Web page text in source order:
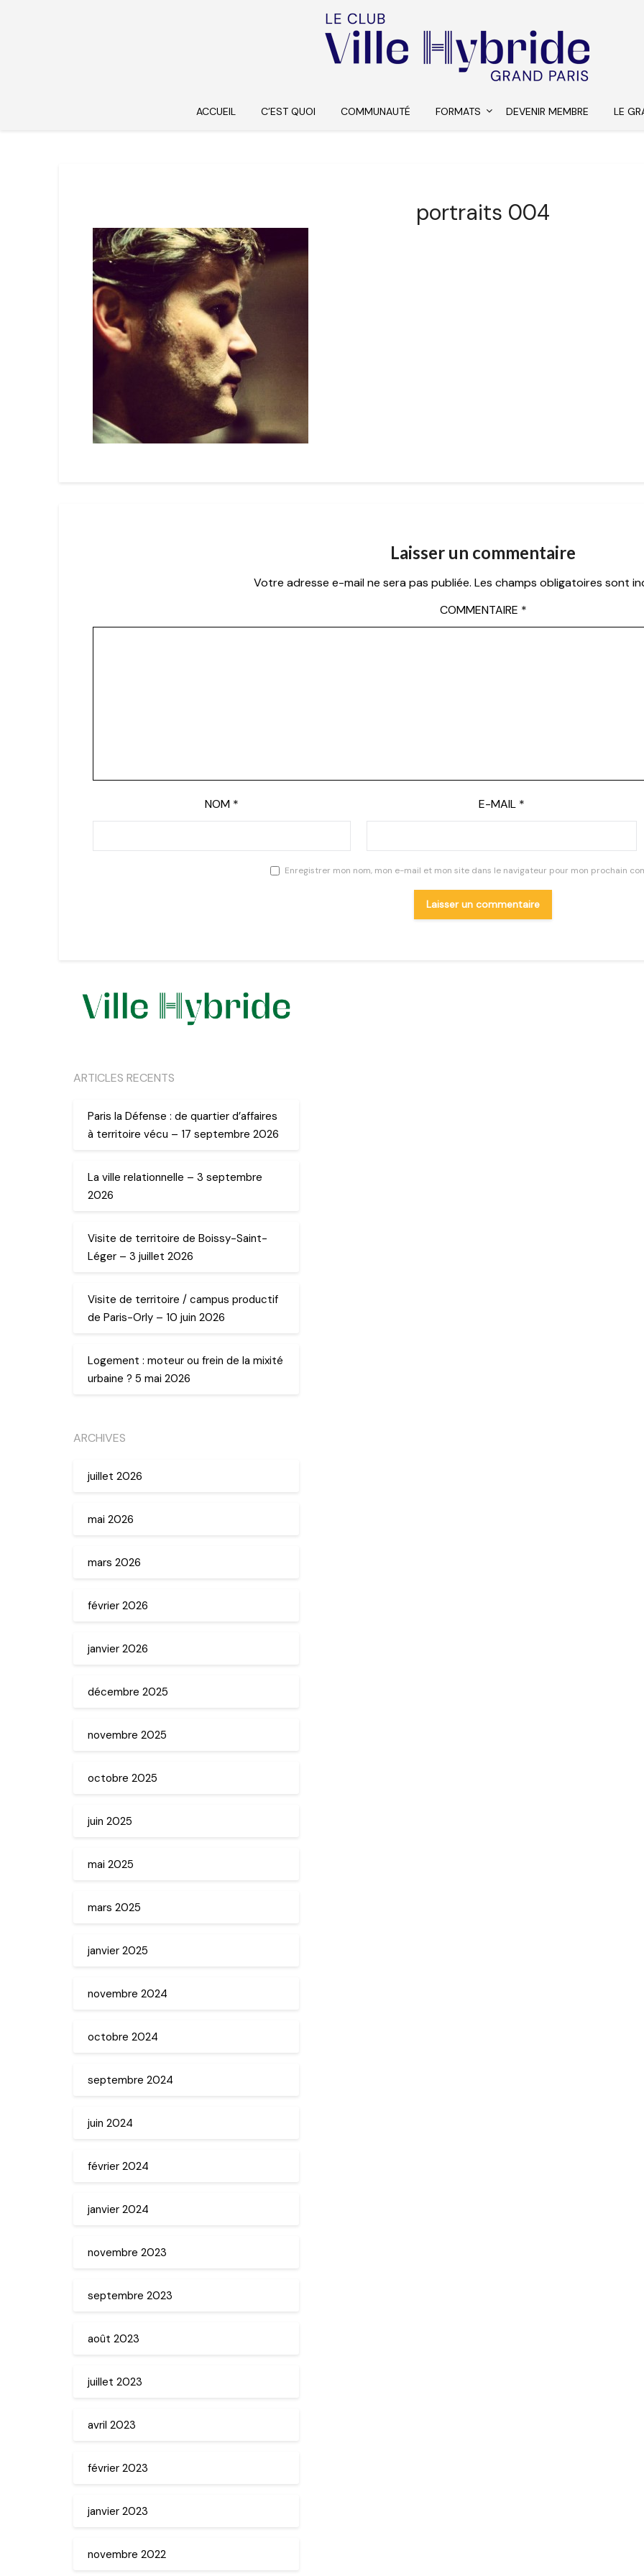
ACCUEIL C’EST QUOI COMMUNAUTÉ FORMATS DEVENIR MEMBRE LE
portraits 004
Laisser un commentaire
Votre adresse e-mail ne sera pas publiée. Les champs obligatoires sont
COMMENTAIRE *
NOM * E-MAIL *
Enregistrer mon nom, mon e-mail et mon site dans le navigateur pour mon prochain
ARTICLES RECENTS
Paris la Défense : de quartier d’affaires
à territoire vécu – 17 septembre 2026
La ville relationnelle – 3 septembre
2026
Visite de territoire de Boissy-Saint-
Léger – 3 juillet 2026
Visite de territoire / campus productif
de Paris-Orly – 10 juin 2026
Logement : moteur ou frein de la mixité
urbaine ? 5 mai 2026
ARCHIVES
juillet 2026
mai 2026
mars 2026
février 2026
janvier 2026
décembre 2025
novembre 2025
octobre 2025
juin 2025
mai 2025
mars 2025
janvier 2025
novembre 2024
octobre 2024
septembre 2024
juin 2024
février 2024
janvier 2024
novembre 2023
septembre 2023
août 2023
juillet 2023
avril 2023
février 2023
janvier 2023
novembre 2022